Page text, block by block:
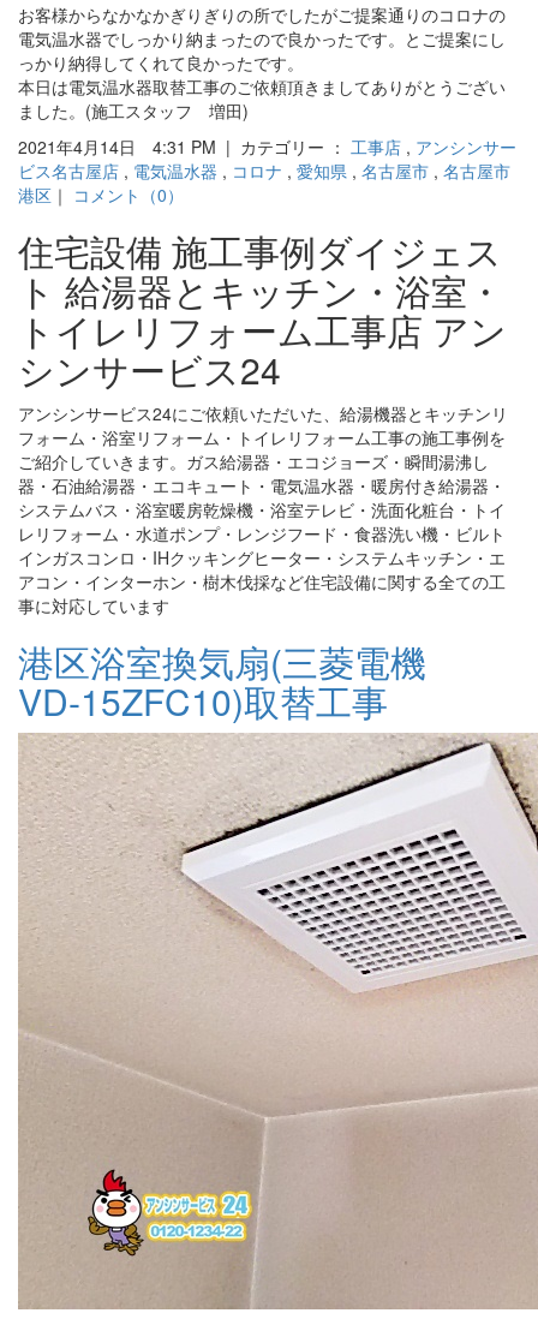
お客様からなかなかぎりぎりの所でしたがご提案通りのコロナの
電気温水器でしっかり納まったので良かったです。とご提案にし
っかり納得してくれて良かったです。
本日は電気温水器取替工事のご依頼頂きましてありがとうござい
ました。(施工スタッフ 増田)
2021年4月14日 4:31 PM | カテゴリー ： 工事店 , アンシンサー
ビス名古屋店 , 電気温水器 , コロナ , 愛知県 , 名古屋市 , 名古屋市
港区 ｜ コメント（0）
住宅設備 施工事例ダイジェス
ト 給湯器とキッチン・浴室・
トイレリフォーム工事店 アン
シンサービス24
アンシンサービス24にご依頼いただいた、給湯機器とキッチンリ
フォーム・浴室リフォーム・トイレリフォーム工事の施工事例を
ご紹介していきます。ガス給湯器・エコジョーズ・瞬間湯沸し
器・石油給湯器・エコキュート・電気温水器・暖房付き給湯器・
システムバス・浴室暖房乾燥機・浴室テレビ・洗面化粧台・トイ
レリフォーム・水道ポンプ・レンジフード・食器洗い機・ビルト
インガスコンロ・IHクッキングヒーター・システムキッチン・エ
アコン・インターホン・樹木伐採など住宅設備に関する全ての工
事に対応しています
港区浴室換気扇(三菱電機
VD-15ZFC10)取替工事